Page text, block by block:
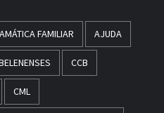
FAMILIAR AJUDA
CCB
CML